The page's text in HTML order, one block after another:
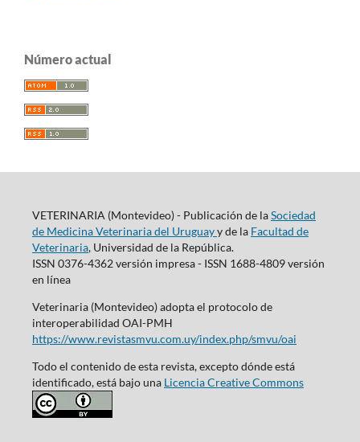
Número actual
VETERINARIA (Montevideo) - Publicación de laSociedad
de Medicina Veterinaria del Uruguayy de la Facultad de
Veterinaria, Universidad de la República.
ISSN 0376-4362 versión impresa - ISSN 1688-4809 versión
en línea
Veterinaria (Montevideo) adopta el protocolo de
interoperabilidad OAI-PMH
https://www.revistasmvu.com.uy/index.php/smvu/oai
Todo el contenido de esta revista, excepto dónde está
identificado, está bajo una Licencia Creative Commons